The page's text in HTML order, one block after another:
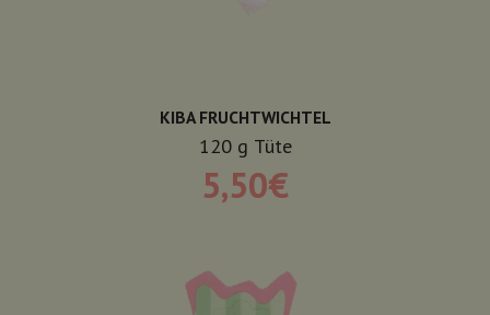
KIBA FRUCHTWICHTEL
120 g Tüte
5,50€